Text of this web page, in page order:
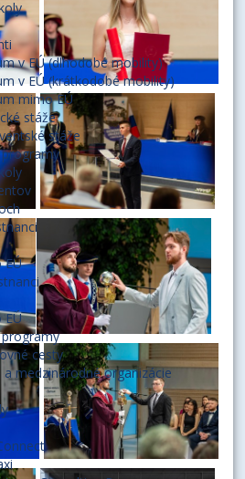
v EÚ (dlhodobé mobility)
v EÚ (krátkodobé mobility)
mimo EÚ
stáže
stáže
EÚ
EÚ
cesty
medzinárodné organizácie